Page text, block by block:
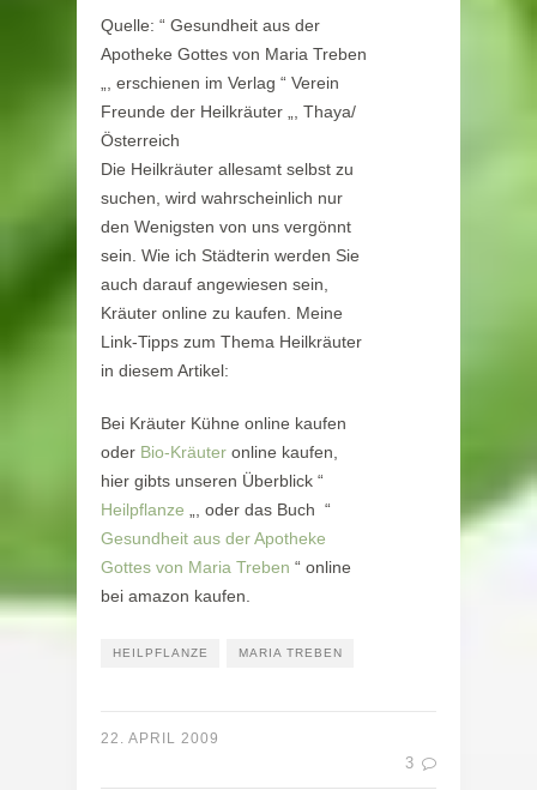
Quelle: “ Gesundheit aus der
Apotheke Gottes von Maria Treben
„, erschienen im Verlag “ Verein
Freunde der Heilkräuter „, Thaya/
Österreich
Die Heilkräuter allesamt selbst zu
suchen, wird wahrscheinlich nur
den Wenigsten von uns vergönnt
sein. Wie ich Städterin werden Sie
auch darauf angewiesen sein,
Kräuter online zu kaufen. Meine
Link-Tipps zum Thema Heilkräuter
in diesem Artikel:
Bei Kräuter Kühne online kaufen
oder Bio-Kräuter online kaufen,
hier gibts unseren Überblick “
Heilpflanze „, oder das Buch “
Gesundheit aus der Apotheke
Gottes von Maria Treben “ online
bei amazon kaufen.
HEILPFLANZE MARIA TREBEN
22. APRIL 2009
3